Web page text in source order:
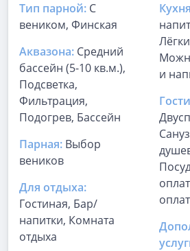
Тип парной: С
веником, Финская
Аквазона: Средний
бассейн (5-10 кв.м.),
Подсветка,
Фильтрация,
Подогрев, Бассейн
Парная: Выбор
веников
Для отдыха:
Гостиная, Бар/
напитки, Комната
отдыха
и